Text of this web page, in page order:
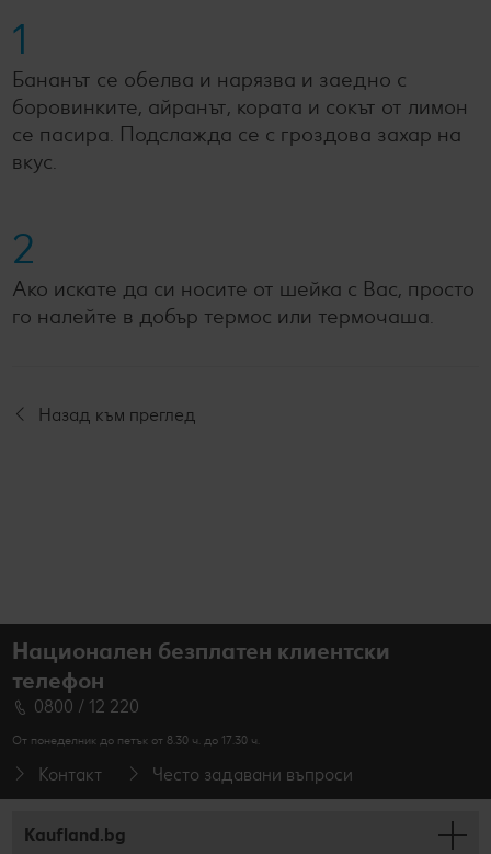
1
Бананът се обелва и нарязва и заедно с
боровинките, айранът, кората и сокът от лимон
се пасира. Подслажда се с гроздова захар на
вкус.
2
Ако искате да си носите от шейка с Вас, просто
го налейте в добър термос или термочаша.
Назад към преглед
Национален безплатен клиентски
телефон
0800 / 12 220
От понеделник до петък от 8.30 ч. до 17.30 ч.
Контакт Често задавани въпроси
Kaufland.bg